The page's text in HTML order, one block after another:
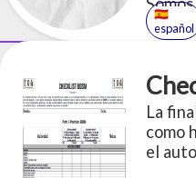
que
🇪🇸
español
La
como
el